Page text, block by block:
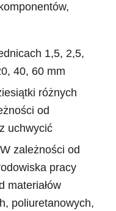
1,5, 2,5,
40, 60 mm
różnych
od
uchwycić
W zależności od
pracy
materiałów
poliuretanowych,